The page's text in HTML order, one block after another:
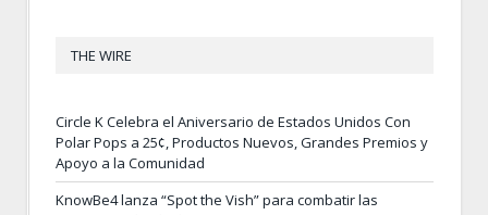
THE WIRE
Circle K Celebra el Aniversario de Estados Unidos Con
Polar Pops a 25¢, Productos Nuevos, Grandes Premios y
Apoyo a la Comunidad
KnowBe4 lanza “Spot the Vish” para combatir las